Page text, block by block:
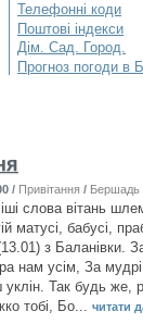
Телефонні коди
Поштові індекси
Дім. Сад. Город.
Прогноз погоди в
/ Привітання / Бершадь
слова вітань
матусі, бабусі,
з Баланівки.
нам усім, За
Так будь же,
тобі, Бо... читати